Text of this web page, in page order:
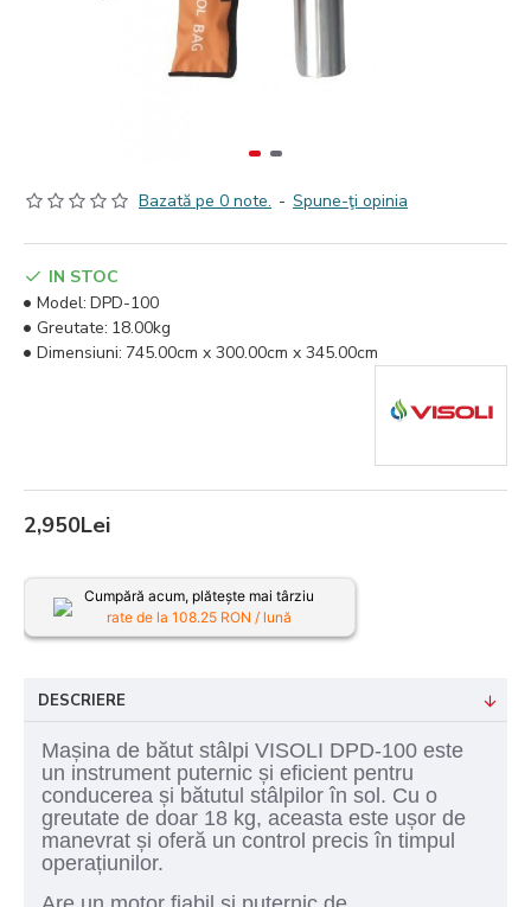
Bazată pe 0 note. - Spune-ţi opinia
2,950Lei
IN STOC
Model: DPD-100
Greutate: 18.00kg
Dimensiuni: 745.00cm x 300.00cm x 345.00cm
Cumpără acum, plătește mai târziu
rate de la 108.25 RON / lună
DESCRIERE
Mașina de bătut stâlpi VISOLI DPD-100 este
un instrument puternic și eficient pentru
conducerea și bătutul stâlpilor în sol. Cu o
greutate de doar 18 kg, aceasta este ușor de
manevrat și oferă un control precis în timpul
operațiunilor.